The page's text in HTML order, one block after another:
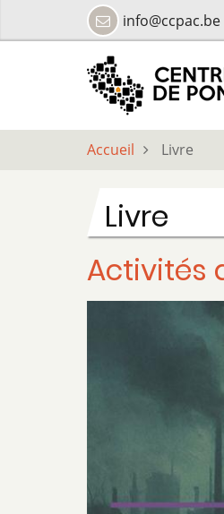
info@ccpac.be
Accueil Livre
Livre
Activités